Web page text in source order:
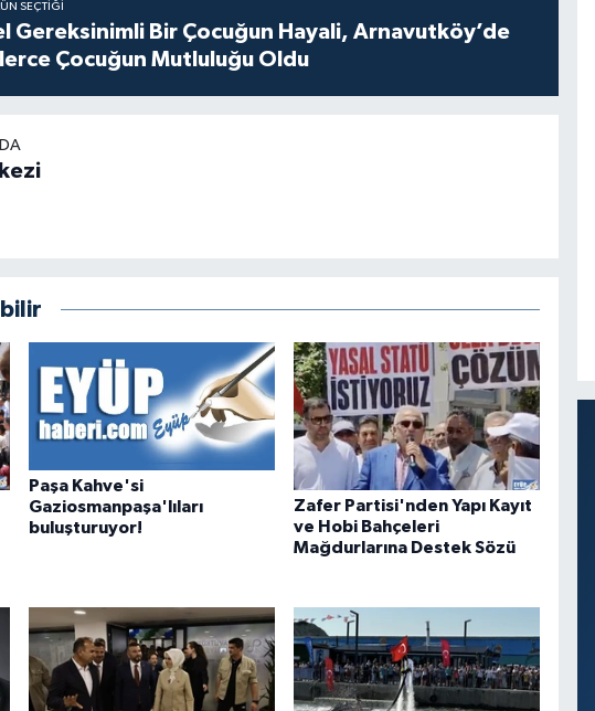
SEÇTIĞI
Gereksinimli Bir Çocuğun Hayali, Arnavutköy’de
Çocuğun Mutluluğu Oldu
Paşa Kahve'si
Gaziosmanpaşa'lıları
buluşturuyor!
Zafer Partisi'nden Yapı Kayıt
ve Hobi Bahçeleri
Mağdurlarına Destek Sözü